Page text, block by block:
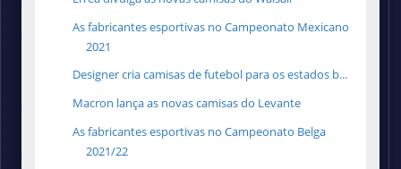
As fabricantes esportivas no Campeonato Mexicano
2021
Designer cria camisas de futebol para os estados b...
Macron lança as novas camisas do Levante
As fabricantes esportivas no Campeonato Belga
2021/22